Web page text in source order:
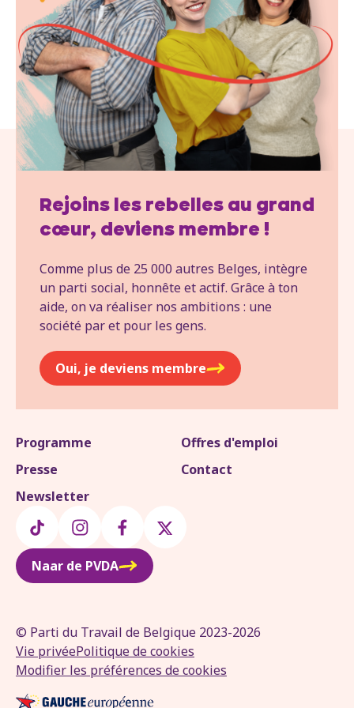
Rejoins les rebelles au grand
cœur, deviens membre !
Comme plus de 25 000 autres Belges, intègre
un parti social, honnête et actif. Grâce à ton
aide, on va réaliser nos ambitions : une
société par et pour les gens.
Oui, je deviens membre
Programme
Offres d'emploi
Presse
Contact
Newsletter
Naar de PVDA
© Parti du Travail de Belgique 2023-2026
Vie privéePolitique de cookies
Modifier les préférences de cookies